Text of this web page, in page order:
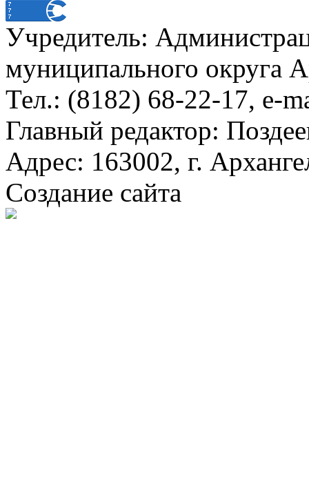
Учредитель:
муниципального округа
Тел.: (8182) 68-22-17, e-
Главный редактор:
Адрес: 163002, г.
Создание сайта